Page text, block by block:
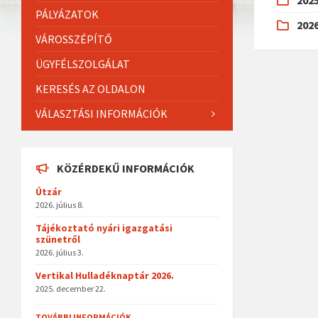
PÁLYÁZATOK
VÁROSSZÉPÍTŐ
ÜGYFÉLSZOLGÁLAT
KERESÉS AZ OLDALON
VÁLASZTÁSI INFORMÁCIÓK
KÖZÉRDEKŰ INFORMÁCIÓK
Útzár
2026. július 8.
Tájékoztató nyári igazgatási
szünetről
2026. július 3.
Vertikal Hulladéknaptár 2026.
2025. december 22.